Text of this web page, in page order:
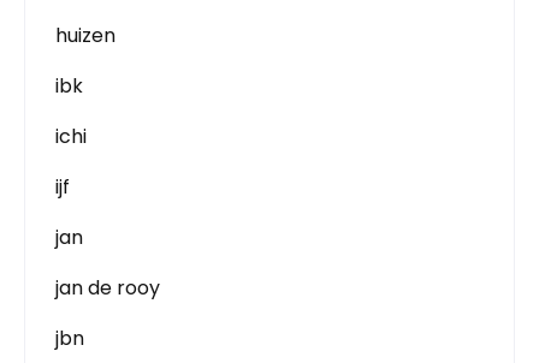
huizen
ibk
ichi
ijf
jan
jan de rooy
jbn